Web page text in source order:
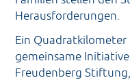
Herausforderungen.
Ein
gemeinsame
Freudenberg